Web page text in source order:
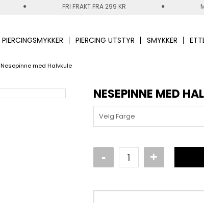
FRI FRAKT FRA 299 KR
PIERCINGSMYKKER PIERCING UTSTYR SMYKKER
Nesepinne med Halvkule
NESEPINNE MED
Velg Farge